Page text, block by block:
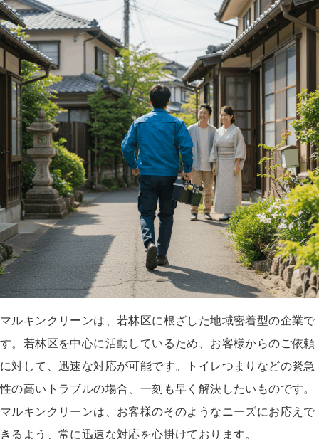
マルキンクリーンは、若林区に根ざした地域密着型の企業で
す。若林区を中心に活動しているため、お客様からのご依頼
に対して、迅速な対応が可能です。トイレつまりなどの緊急
性の高いトラブルの場合、一刻も早く解決したいものです。
マルキンクリーンは、お客様のそのようなニーズにお応えで
きるよう、常に迅速な対応を心掛けております。